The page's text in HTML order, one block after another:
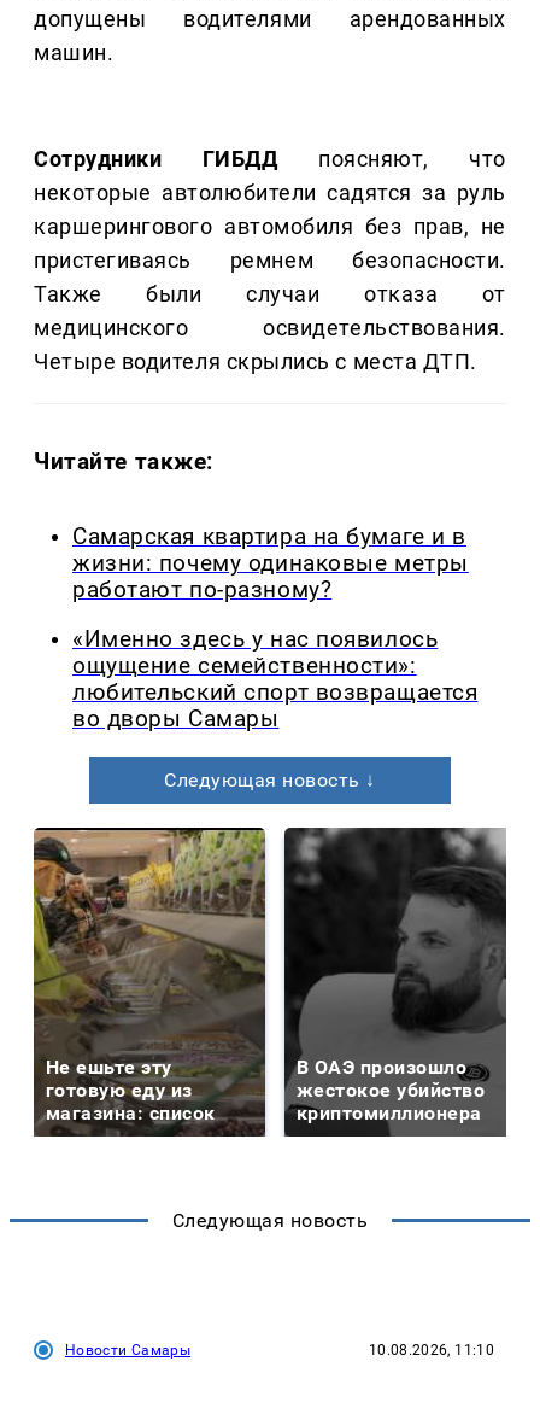
допущены водителями арендованных
машин.
Сотрудники ГИБДДпоясняют, что
некоторые автолюбители садятся за руль
каршерингового автомобиля без прав, не
пристегиваясь ремнем безопасности.
Также были случаи отказа от
медицинского освидетельствования.
Четыре водителя скрылись с места ДТП.
Читайте также:
Самарская квартира на бумаге и в
жизни: почему одинаковые метры
работают по-разному?
«Именно здесь у нас появилось
ощущение семейственности»:
любительский спорт возвращается
во дворы Самары
Следующая новость ↓
Не ешьте эту
готовую еду из
магазина: список
В ОАЭ произошло
жестокое убийство
криптомиллионера
Следующая новость
Новости Самары 10.08.2026, 11:10